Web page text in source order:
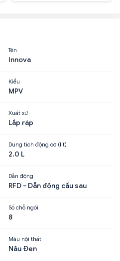
Tên
Innova
Kiểu
MPV
Xuất xứ
Lắp ráp
Dung tích động cơ (lít)
2.0 L
Dẫn động
RFD - Dẫn động cầu sau
Số chỗ ngồi
8
Màu nội thất
Nâu Đen